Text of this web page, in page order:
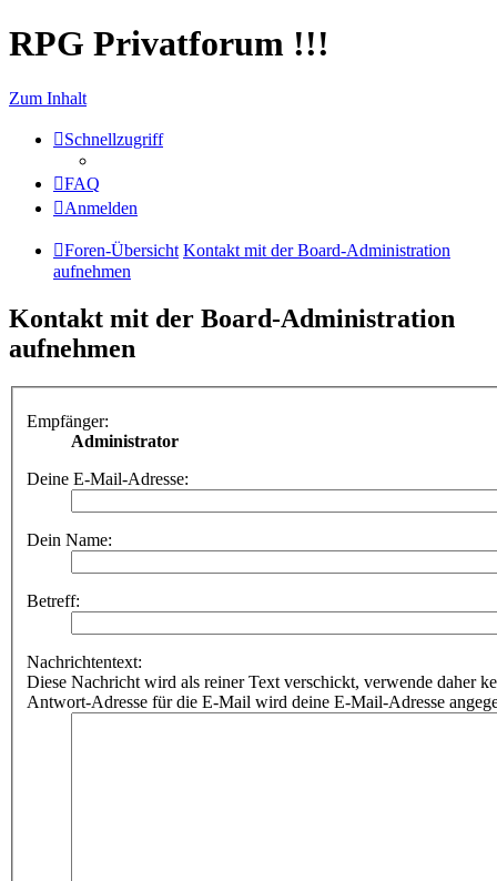
RPG Privatforum !!!
Zum Inhalt
Schnellzugriff
FAQ
Anmelden
Foren-Übersicht Kontakt mit der Board-Administration
aufnehmen
Kontakt mit der Board-Administration
aufnehmen
Empfänger:
Administrator
Deine E-Mail-Adresse:
Dein Name:
Betreff:
Nachrichtentext:
Diese Nachricht wird als reiner Text verschickt, verwende daher
Antwort-Adresse für die E-Mail wird deine E-Mail-Adresse